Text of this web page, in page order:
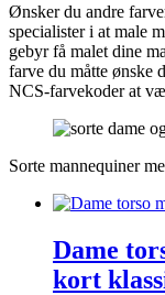
Ønsker du andre
specialister i at male
gebyr få malet dine
farve du måtte ønske
NCS-farvekoder at
Sorte mannequiner
Dame
kort